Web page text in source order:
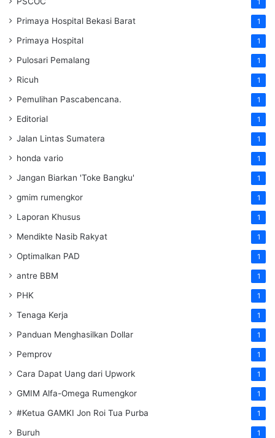
1
Primaya Hospital Bekasi Barat 1
Primaya Hospital 1
Pulosari Pemalang 1
Ricuh 1
Pemulihan Pascabencana. 1
Editorial 1
Jalan Lintas Sumatera 1
honda vario 1
Jangan Biarkan 'Toke Bangku' 1
gmim rumengkor 1
Laporan Khusus 1
Mendikte Nasib Rakyat 1
Optimalkan PAD 1
antre BBM 1
PHK 1
Tenaga Kerja 1
Panduan Menghasilkan Dollar 1
Pemprov 1
Cara Dapat Uang dari Upwork 1
GMIM Alfa-Omega Rumengkor 1
#Ketua GAMKI Jon Roi Tua Purba 1
Buruh 1